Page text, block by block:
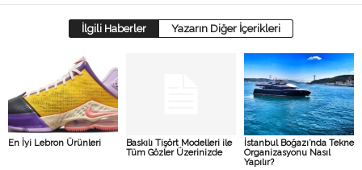
İlgili Haberler Yazarın Diğer İçerikleri
En İyi Lebron Ürünleri
Baskılı Tişört Modelleri ile
Tüm Gözler Üzerinizde
İstanbul Boğazı’nda Tekne
Organizasyonu Nasıl
Yapılır?